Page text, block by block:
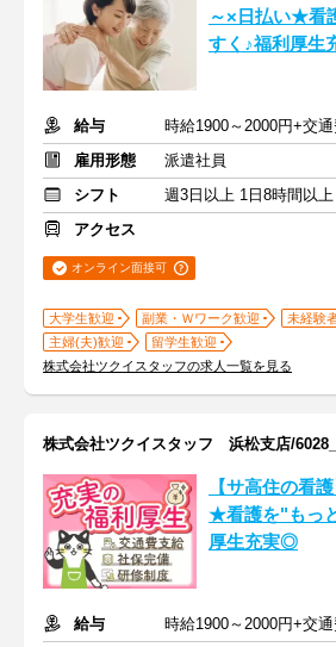
～×日払い★看
すく♪福利厚生
給与
時給1900～2000円+交
雇用形態
派遣社員
シフト
週3日以上 1日8時間以上
アクセス
オンライン面接可
大学生歓迎 副業・Ｗワーク歓迎
未経験
主婦(夫)歓迎
留学生歓迎
株式会社ツクイスタッフの求人一覧を見る
株式会社ツクイスタッフ 浜松支店/
【サ高住の看
★看護を"もっ
厚生充実◎
給与
時給1900～2000円+交